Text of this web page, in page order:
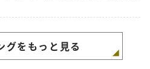
グをもっと見る